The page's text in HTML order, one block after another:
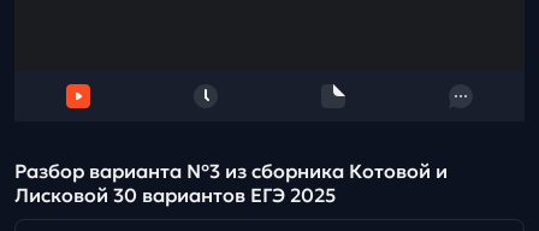
Разбор варианта №3 из сборника Котовой и
Лисковой 30 вариантов ЕГЭ 2025